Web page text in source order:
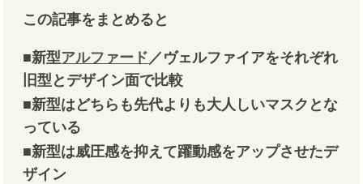
この記事をまとめると
■新型アルファード ／ヴェルファイアをそれぞれ
旧型とデザイン面で比較
■新型はどちらも先代よりも大人しいマスクとな
っている
■新型は威圧感を抑えて躍動感をアップさせたデ
ザイン